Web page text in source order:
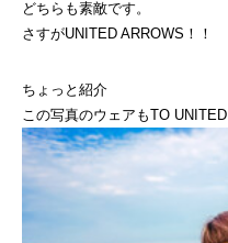
どちらも素敵です。
さすがUNITED ARROWS！！
ちょっと紹介
この写真のウェアもTO UNITED